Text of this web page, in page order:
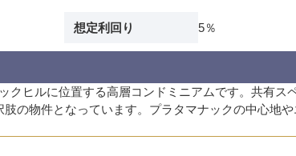
想定利回り 5％
クヒルに位置する高層コンドミニアムです。共有ス
の物件となっています。プラタマナックの中心地